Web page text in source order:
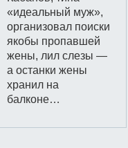
«идеальный муж»,
организовал поиски
якобы пропавшей
жены, лил слезы —
а останки жены
хранил на
балконе…